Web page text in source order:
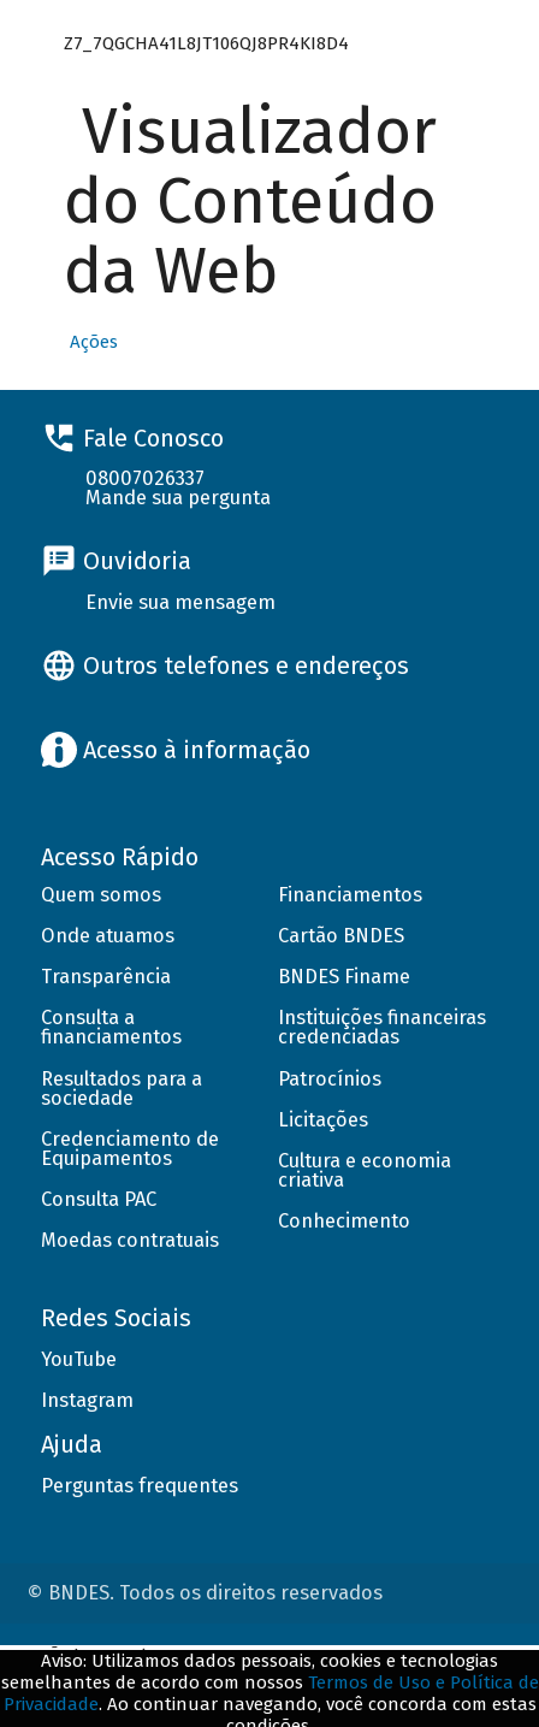
Z7_7QGCHA41L8JT106QJ8PR4KI8D4
Visualizador
do Conteúdo
da Web
Ações
Fale Conosco
08007026337
Mande sua pergunta
Ouvidoria
Envie sua mensagem
Outros telefones e endereços
Acesso à informação
Acesso Rápido
Quem somos
Onde atuamos
Transparência
Consulta a
financiamentos
Resultados para a
sociedade
Credenciamento de
Equipamentos
Consulta PAC
Moedas contratuais
Financiamentos
Cartão BNDES
BNDES Finame
Instituições financeiras
credenciadas
Patrocínios
Licitações
Cultura e economia
criativa
Conhecimento
Redes Sociais
YouTube
Instagram
Ajuda
Perguntas frequentes
© BNDES. Todos os direitos reservados
Aviso: Utilizamos dados pessoais, cookies e tecnologias
semelhantes de acordo com nossos Termos de Uso e Política de
Privacidade. Ao continuar navegando, você concorda com estas
ConteÃºdo complementar
${title}${badge}